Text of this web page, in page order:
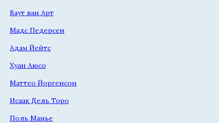
Ваут ван Арт
Мадс Педерсен
Адам Йейтс
Хуан Аюсо
Маттео Йоргенсон
Исаак Дель Торо
Поль Манье